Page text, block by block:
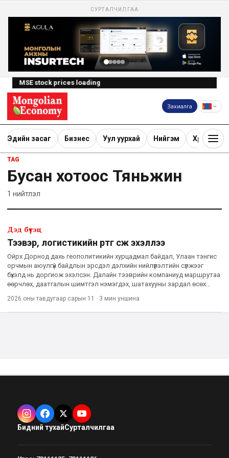
СУРТАЛЧИЛГАА
MSE stock prices loading
Захиалга
Эдийн засаг Бизнес Уул уурхай Нийгэм Хөрөнгө
TAG
Бусан хотоос Тяньжин
1 нийтлэл
Дэд бүтэц
Тээвэр, логистикийн өртөг өсөж эхэллээ
Ойрх Дорнод дахь геополитикийн хурцадмал байдал, Улаан тэнгис
орчмын аюулгүй байдлын эрсдэл дэлхийн нийлүүлэлтийн сүлжээг
бүхэлд нь доргиож эхэлсэн. Далайн тээврийн компаниуд маршрутаа
өөрчлөх, даатгалын шимтгэл нэмэгдэх, шатахууны зардал өсөх
2026 оны тавдугаар сарын 11 · 3 мин уншина
Бидний тухайСурталчилгаа